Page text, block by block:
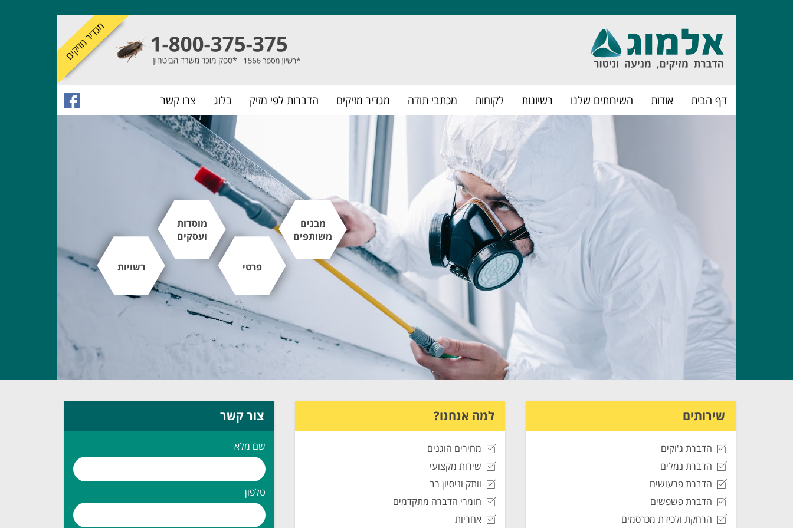
דף הבית אודות השירותים שלנו רשיונות לקוחות מכתבי תודה מגדיר מזיקים הדברות לפי מזיק בלוג צרו קשר
רשויות
מוסדות
ועסקים
פרטי
מבנים
משותפים
שירותים
הדברת ג'וקים
הדברת נמלים
הדברת פרעושים
הדברת פשפשים
הרחקת ולכידת מכרסמים
למה אנחנו?
מחירים הוגנים
שירות מקצועי
וותק וניסיון רב
חומרי הדברה מתקדמים
אחריות
צור קשר
שם מלא
טלפון